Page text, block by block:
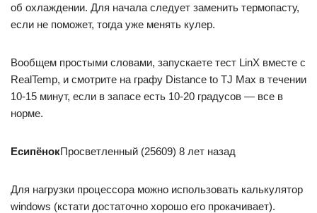
об охлаждении. Для начала следует заменить термопасту,
если не поможет, тогда уже менять кулер.
Вообщем простыми словами, запускаете тест LinX вместе с
RealTemp, и смотрите на графу Distance to TJ Max в течении
10-15 минут, если в запасе есть 10-20 градусов — все в
норме.
ЕсипёнокПросветленный (25609) 8 лет назад
Для нагрузки процессора можно использовать калькулятор
windows (кстати достаточно хорошо его прокачивает).